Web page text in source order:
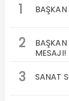
1
2
BAŞKAN
MESAJI!
3 SANAT